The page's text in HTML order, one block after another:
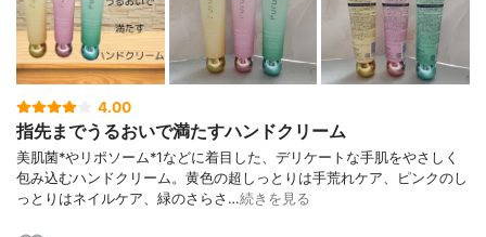
4.00
指先までうるおいで満たすハンドクリーム
美肌菌*やリポソーム*1などに着目した、デリケートな手肌をやさしく
包み込むハンドクリーム。黄色の超しっとりは手荒れケア、ピンクのし
っとりはネイルケア、緑のさらさ…続きを見る